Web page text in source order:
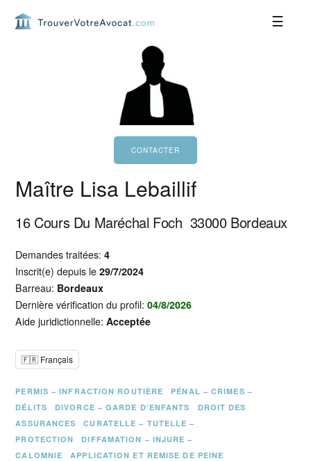
Maître Lisa Lebaillif
16 Cours Du Maréchal Foch 33000 Bordeaux
Demandes traitées:4
Inscrit(e) depuis le29/7/2024
Barreau: Bordeaux
Dernière vérification du profil:04/8/2026
Aide juridictionnelle:Acceptée
🇫🇷 Français
PERMIS – INFRACTION ROUTIÈRE
PÉNAL – CRIMES –
DÉLITS
DIVORCE – GARDE D’ENFANTS
DROIT DES
ASSURANCES
CURATELLE – TUTELLE –
PROTECTION
DIFFAMATION – INJURE –
CALOMNIE
APPLICATION ET REMISE DE PEINE